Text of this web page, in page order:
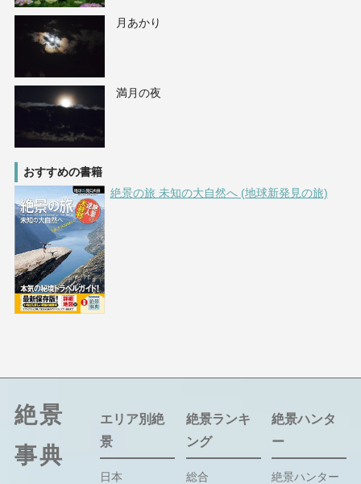
月あかり
満月の夜
おすすめの書籍
絶景の旅 未知の大自然へ (地球新発見の旅)
絶景
事典
エリア別絶
景
日本
絶景ランキ
ング
総合
絶景ハンタ
ー
絶景ハンター